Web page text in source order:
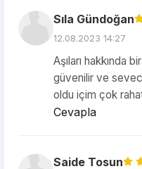
Sıla Gündoğan
12.08.2023 14:27
Aşıları hakkında
güvenilir ve
oldu içim çok
Cevapla
Saide Tosun